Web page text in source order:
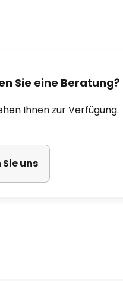
Sie eine Beratung?
Ihnen zur Verfügung.
uns